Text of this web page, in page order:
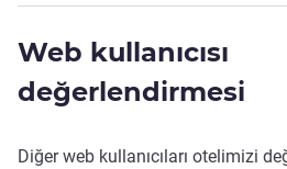
Web kullanıcısı
değerlendirmesi
Diğer web kullanıcıları otelimizi